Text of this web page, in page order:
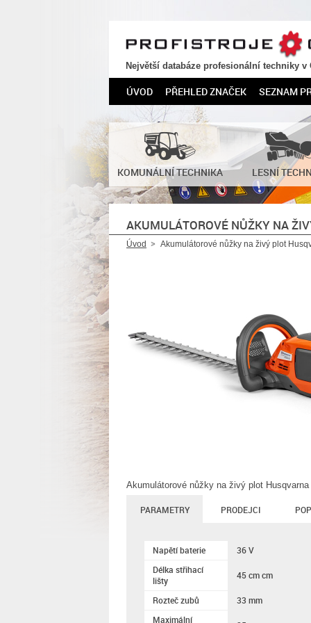
PROFISTROJE.CZ
Největší databáze profesionální techniky v
ÚVOD PŘEHLED ZNAČEK SEZNAM
KOMUNÁLNÍ TECHNIKA LESNÍ
AKUMULÁTOROVÉ NŮŽKY NA
Úvod Akumulátorové nůžky na živý plot
Akumulátorové nůžky na živý plot
PARAMETRY PRODEJCI
Napětí baterie
36 V
Délka střihací
lišty
45 cm cm
Rozteč zubů
33 mm
Maximální